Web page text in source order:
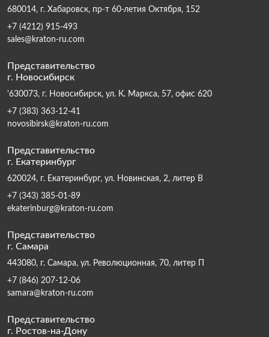
680014, г. Хабаровск, пр-т 60-летия Октября, 152
+7 (4212) 915-493
sales@kraton-ru.com
Представительство
г. Новосибирск
'630073, г. Новосибирск, ул. К. Маркса, 57, офис 620
+7 (383) 363-12-41
novosibirsk@kraton-ru.com
Представительство
г. Екатеринбург
620024, г. Екатеринбург, ул. Новинская, 2, литер В
+7 (343) 385-01-89
ekaterinburg@kraton-ru.com
Представительство
г. Самара
443080, г. Самара, ул. Революционная, 70, литер П
+7 (846) 207-12-06
samara@kraton-ru.com
Представительство
г. Ростов-на-Дону